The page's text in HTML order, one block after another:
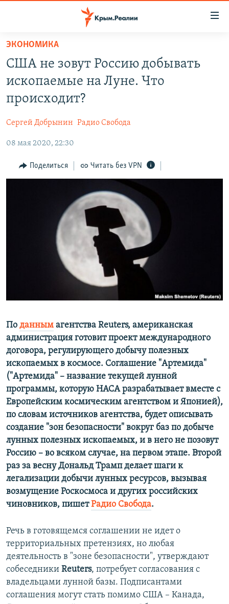
Вернуться
основному
содержанию
главной
навигации
Вернутся
поиску
11 ЛЕТ ОККУПАЦИИ КРЫМА. 11 ИСТОРИЙ СОПРОТИВЛЕНИЯ
ЕЩЕ
ИНТЕРАКТИВ
ИНФОГРАФИКА
СОВЕТЫ ПРАВОЗАЩИТНИКОВ
ПРОПАВШИЕ БЕЗ ВЕСТИ
ПОБЕДИТЕЛЕЙ НЕ СУДЯТ?
КРЫМ.НЕПОКОРЕННЫЙ
РАДІО СВОБОДА
КАК ОБОЙТИ БЛОКИРОВКУ
ЭКОНОМИКА
США не зовут Россию добывать
ископаемые на Луне. Что
происходит?
Сергей Добрынин Радио Свобода
08 мая 2020, 22:30
Поделиться Читать без VPN
По данным агентства Reuters, американская
администрация готовит проект международного
договора, регулирующего добычу полезных
ископаемых в космосе. Соглашение "Артемида"
("Артемида" – название текущей лунной
программы, которую НАСА разрабатывает вместе с
Европейским космическим агентством и Японией),
по словам источников агентства, будет описывать
создание "зон безопасности" вокруг баз по добыче
лунных полезных ископаемых, и в него не позовут
Россию – во всяком случае, на первом этапе. Второй
раз за весну Дональд Трамп делает шаги к
легализации добычи лунных ресурсов, вызывая
возмущение Роскосмоса и других российских
чиновников, пишетРадио Свобода.
Речь в готовящемся соглашении не идет о
территориальных претензиях, но любая
деятельность в "зоне безопасности", утверждают
собеседники Reuters, потребует согласования с
владельцами лунной базы. Подписантами
соглашения могут стать помимо США – Канада,